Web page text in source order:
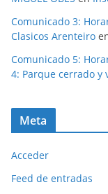
Comunicado 3:
Clasicos Arenteiro
Comunicado 5:
4: Parque cerrado y
Meta
Acceder
Feed de entradas